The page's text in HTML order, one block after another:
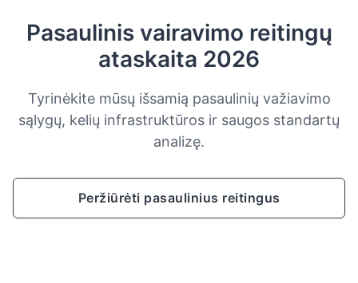
Pasaulinis vairavimo reitingų
ataskaita 2026
Tyrinėkite mūsų išsamią pasaulinių važiavimo
sąlygų, kelių infrastruktūros ir saugos standartų
analizę.
Peržiūrėti pasaulinius reitingus